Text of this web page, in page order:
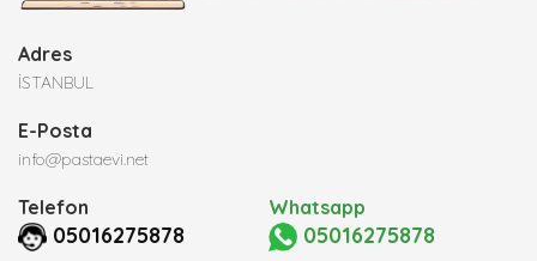
Adres
İSTANBUL
E-Posta
info@pastaevi.net
Telefon
05016275878
Whatsapp
05016275878